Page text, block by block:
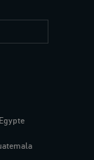
Egypte